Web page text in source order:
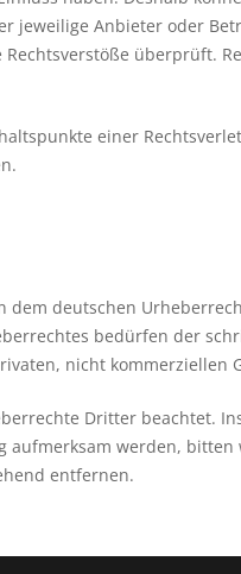
jeweilige Anbieter oder
überprüft.
einer
deutschen
bedürfen der
nicht kommerziellen
Dritter beachtet.
aufmerksam werden,
entfernen.